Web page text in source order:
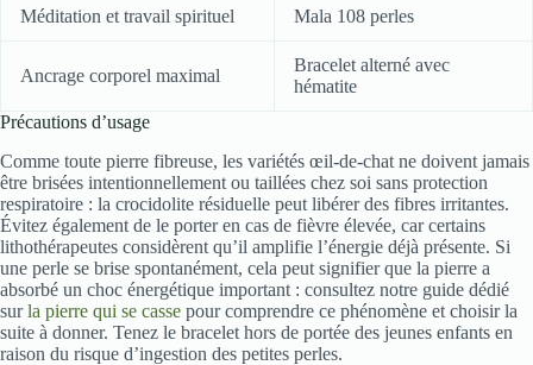
Méditation et travail spirituel Mala 108 perles
Ancrage corporel maximal
Bracelet alterné avec
hématite
Précautions d’usage
Comme toute pierre fibreuse, les variétés œil-de-chat ne doivent jamais
être brisées intentionnellement ou taillées chez soi sans protection
respiratoire : la crocidolite résiduelle peut libérer des fibres irritantes.
Évitez également de le porter en cas de fièvre élevée, car certains
lithothérapeutes considèrent qu’il amplifie l’énergie déjà présente. Si
une perle se brise spontanément, cela peut signifier que la pierre a
absorbé un choc énergétique important : consultez notre guide dédié
surla pierre qui se casse pour comprendre ce phénomène et choisir la
suite à donner. Tenez le bracelet hors de portée des jeunes enfants en
raison du risque d’ingestion des petites perles.